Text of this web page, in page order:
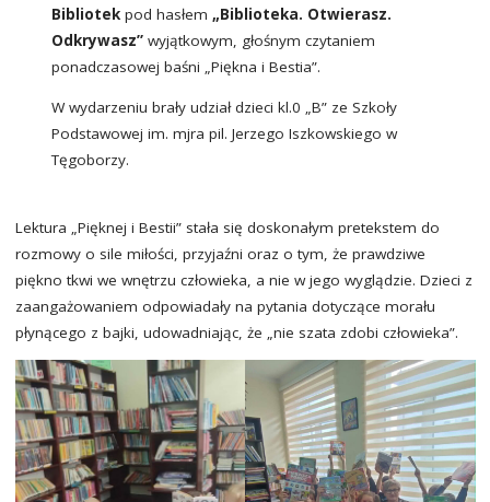
Bibliotek pod hasłem„Biblioteka. Otwierasz.
Odkrywasz”wyjątkowym, głośnym czytaniem
ponadczasowej baśni „Piękna i Bestia”.
W wydarzeniu brały udział dzieci kl.0 „B” ze Szkoły
Podstawowej im. mjra pil. Jerzego Iszkowskiego w
Tęgoborzy.
Lektura „Pięknej i Bestii” stała się doskonałym pretekstem do
rozmowy o sile miłości, przyjaźni oraz o tym, że prawdziwe
piękno tkwi we wnętrzu człowieka, a nie w jego wyglądzie. Dzieci z
zaangażowaniem odpowiadały na pytania dotyczące morału
płynącego z bajki, udowadniając, że „nie szata zdobi człowieka”.